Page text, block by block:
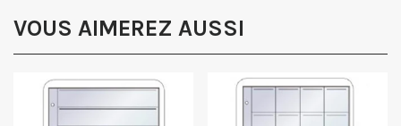
VOUS AIMEREZ AUSSI